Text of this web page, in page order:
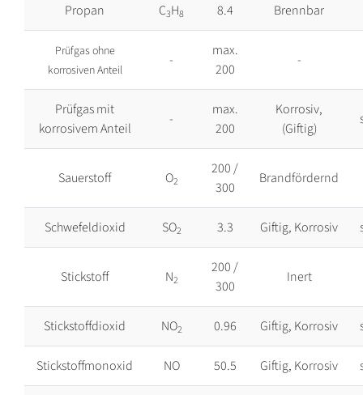
Propan C3H8 8.4 Brennbar
Prüfgas ohne
korrosiven Anteil
-
max.
200
-
Prüfgas mit
korrosivem Anteil
-
max.
200
Korrosiv,
(Giftig)
Sauerstoff O2
200 /
300
Brandfördernd
Schwefeldioxid SO2 3.3 Giftig, Korrosiv
Stickstoff N2
200 /
300
Inert
Stickstoffdioxid NO2 0.96 Giftig, Korrosiv
Stickstoffmonoxid NO 50.5 Giftig, Korrosiv